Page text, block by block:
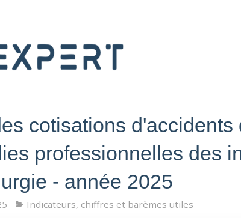
cotisations d'accidents
professionnelles des
- année 2025
Indicateurs, chiffres et barèmes utiles